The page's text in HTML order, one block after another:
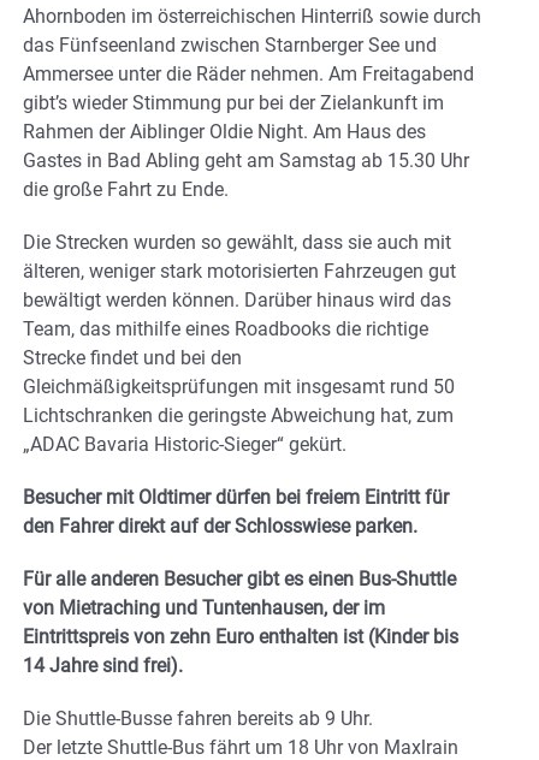
Ahornboden im österreichischen Hinterriß sowie durch
das Fünfseenland zwischen Starnberger See und
Ammersee unter die Räder nehmen. Am Freitagabend
gibt’s wieder Stimmung pur bei der Zielankunft im
Rahmen der Aiblinger Oldie Night. Am Haus des
Gastes in Bad Abling geht am Samstag ab 15.30 Uhr
die große Fahrt zu Ende.
Die Strecken wurden so gewählt, dass sie auch mit
älteren, weniger stark motorisierten Fahrzeugen gut
bewältigt werden können. Darüber hinaus wird das
Team, das mithilfe eines Roadbooks die richtige
Strecke findet und bei den
Gleichmäßigkeitsprüfungen mit insgesamt rund 50
Lichtschranken die geringste Abweichung hat, zum
„ADAC Bavaria Historic-Sieger“ gekürt.
Besucher mit Oldtimer dürfen bei freiem Eintritt für
den Fahrer direkt auf der Schlosswiese parken.
Für alle anderen Besucher gibt es einen Bus-Shuttle
von Mietraching und Tuntenhausen, der im
Eintrittspreis von zehn Euro enthalten ist (Kinder bis
14 Jahre sind frei).
Die Shuttle-Busse fahren bereits ab 9 Uhr.
Der letzte Shuttle-Bus fährt um 18 Uhr von Maxlrain